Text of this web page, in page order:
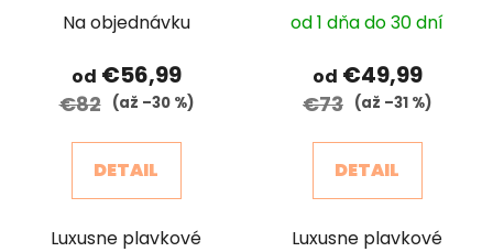
Na objednávku
od €56,99
€82 (až –30 %)
DETAIL
Luxusne plavkové
od 1 dňa do 30 dní
od €49,99
€73 (až –31 %)
DETAIL
Luxusne plavkové